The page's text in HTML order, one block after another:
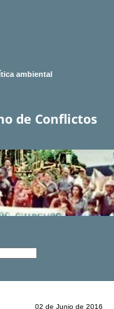
ambiental
de Conflictos
02 de Junio de 2016